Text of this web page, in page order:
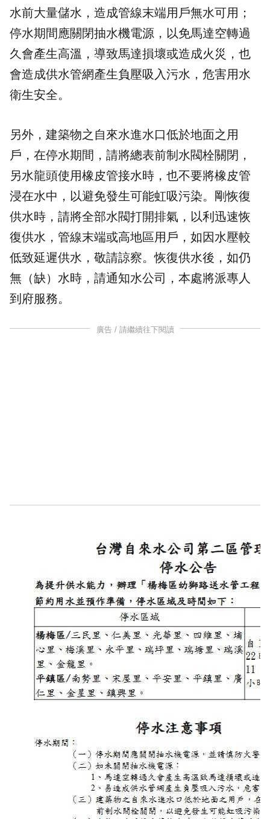
水前大量儲水，造成管線末端用戶無水可用；
停水期間應關閉抽水機電源，以免馬達空轉過
久會產生高溫，導致馬達損壞或造成火災，也
會造成供水管網產生負壓吸入污水，危害用水
衛生安全。
另外，建築物之自來水進水口低於地面之用
戶，在停水期間，請將總表前制水閥栓關閉，
另水龍頭使用橡皮管接水時，也不要將橡皮管
浸在水中，以避免發生可能虹吸污染。剛恢復
供水時，請將全部水閥打開排氣，以利迅速恢
復供水，管線末端或高地區用戶，如因水壓較
低致延遲供水，敬請諒察。恢復供水後，如仍
無（缺）水時，請通知水公司，本處將派專人
到府服務。
廣告 / 請繼續往下閱讀